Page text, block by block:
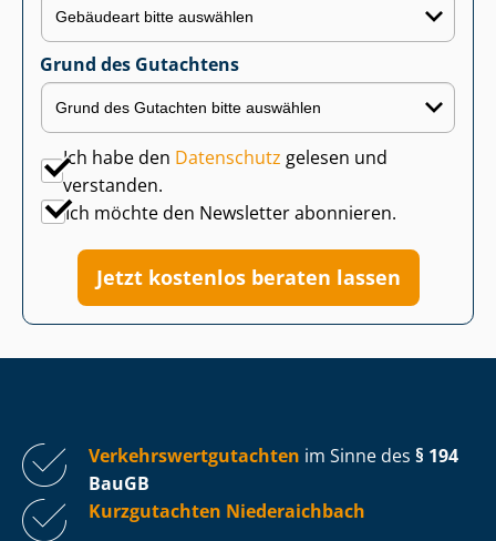
Grund des Gutachtens
Ich habe den Datenschutz gelesen und
verstanden.
Ich möchte den Newsletter abonnieren.
Jetzt kostenlos beraten lassen
Ver­kehrs­wert­gut­ach­ten im Sinne des § 194
BauGB
Kurzgutachten Niederaichbach